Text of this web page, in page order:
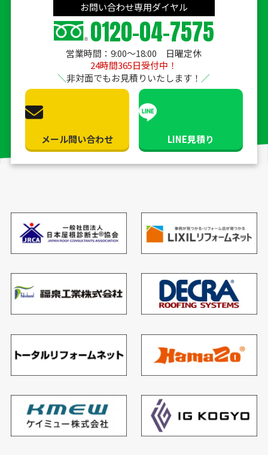
お問い合わせ専用ダイヤル
0120-04-7575
営業時間：9:00〜18:00 日曜定休
24時間365日受付中！
非対面でもお見積りいたします！
メール問い合わせ LINE見積り